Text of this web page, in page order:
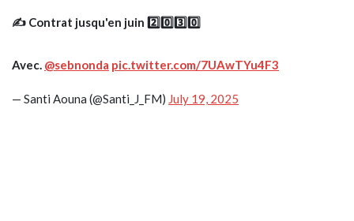
✍️ Contrat jusqu'en juin 2️⃣0️⃣3️⃣0️⃣
Avec. @sebnonda pic.twitter.com/7UAwTYu4F3
— Santi Aouna (@Santi_J_FM) July 19, 2025